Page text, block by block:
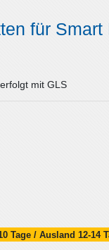
für Smart
mit GLS
Tage / Ausland 12-14